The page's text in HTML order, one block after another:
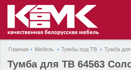
Главная Мебель Тумбы под ТВ Тумба
Тумба для ТВ 64563